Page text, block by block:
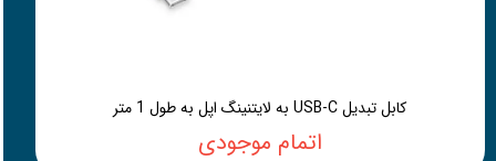
کابل تبدیل USB-C به لایتنینگ اپل به طول 1 متر
اتمام موجودی